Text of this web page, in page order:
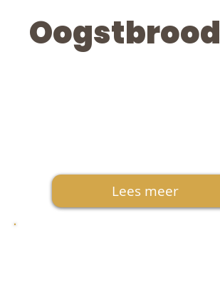
Oogstbrood
Lees meer